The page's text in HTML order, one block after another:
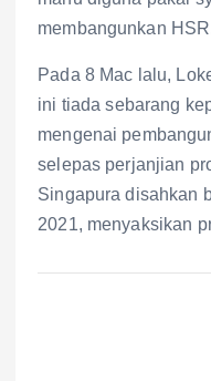
membangunkan
Pada 8 Mac lalu,
ini tiada sebarang
mengenai
selepas perjanjian
Singapura disahkan
2021, menyaksikan